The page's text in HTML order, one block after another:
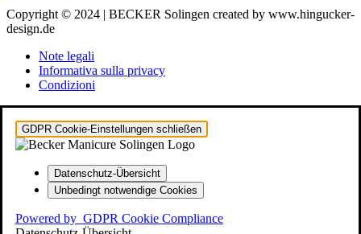
Copyright © 2024 | BECKER Solingen created by www.hingucker-
design.de
Note legali
Informativa sulla privacy
Condizioni
GDPR Cookie-Einstellungen schließen
Datenschutz-Übersicht
Unbedingt notwendige Cookies
Powered by GDPR Cookie Compliance